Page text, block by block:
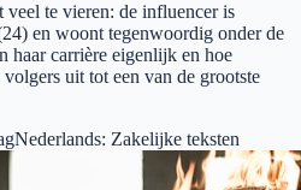
te vieren: de influencer is
en woont tegenwoordig onder de
haar carrière eigenlijk en hoe
uit tot een van de grootste
Nederlands: Zakelijke teksten